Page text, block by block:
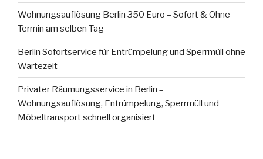
Wohnungsauflösung Berlin 350 Euro – Sofort & Ohne
Termin am selben Tag
Berlin Sofortservice für Entrümpelung und Sperrmüll ohne
Wartezeit
Privater Räumungsservice in Berlin –
Wohnungsauflösung, Entrümpelung, Sperrmüll und
Möbeltransport schnell organisiert